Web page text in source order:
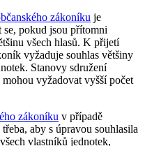
zákoníku je
se, pokud jsou přítomni
všech hlasů. K přijetí
vyžaduje souhlas většiny
Stanovy sdružení
vyžadovat vyšší počet
zákoníku v případě
aby s úpravou souhlasila
vlastníků jednotek,